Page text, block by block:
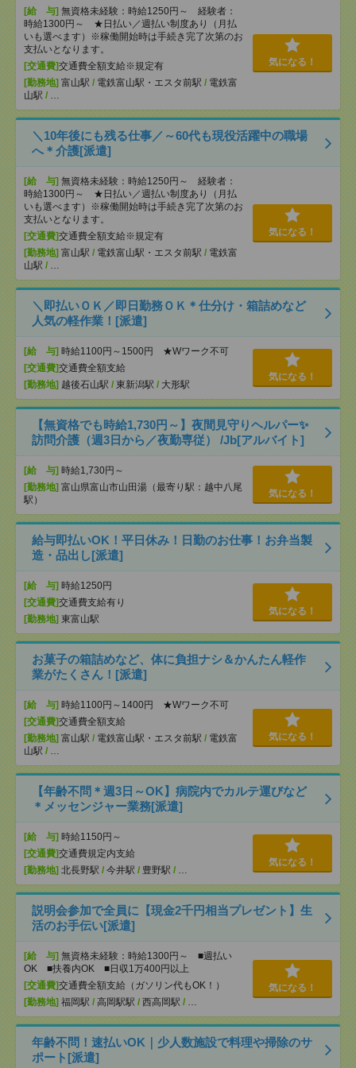
[給 与] 無資格未経験：時給1250円～ 経験者：
時給1300円～ ★日払い／週払い制度あり（月払
いも選べます）※稼働開始時は手続き完了次第のお
支払いとなります。
[交通費]交通費全額支給※規定有
[勤務地] 富山駅 / 電鉄富山駅・エスタ前駅 / 電鉄富
山駅 / …
気になる！
＼10年後にも残る仕事／～60代も現役活躍中の職場
へ＊介護[派遣]
[給 与] 無資格未経験：時給1250円～ 経験者：
時給1300円～ ★日払い／週払い制度あり（月払
いも選べます）※稼働開始時は手続き完了次第のお
支払いとなります。
[交通費]交通費全額支給※規定有
[勤務地] 富山駅 / 電鉄富山駅・エスタ前駅 / 電鉄富
山駅 / …
気になる！
＼即払いＯＫ／即日勤務ＯＫ＊仕分け・箱詰めなど
人気の軽作業！[派遣]
[給 与] 時給1100円～1500円 ★Wワーク不可
[交通費]交通費全額支給
[勤務地] 越後石山駅 / 東新潟駅 / 大形駅
気になる！
【無資格でも時給1,730円～】夜間見守りヘルパー✨
訪問介護（週3日から／夜勤専従） /Jb[アルバイト]
[給 与] 時給1,730円～
[勤務地] 富山県富山市山田湯（最寄り駅：越中八尾
駅）
気になる！
給与即払いOK！平日休み！日勤のお仕事！お弁当製
造・品出し[派遣]
[給 与] 時給1250円
[交通費]交通費支給有り
[勤務地] 東富山駅
気になる！
お菓子の箱詰めなど、体に負担ナシ＆かんたん軽作
業がたくさん！[派遣]
[給 与] 時給1100円～1400円 ★Wワーク不可
[交通費]交通費全額支給
[勤務地] 富山駅 / 電鉄富山駅・エスタ前駅 / 電鉄富
山駅 / …
気になる！
【年齢不問＊週3日～OK】病院内でカルテ運びなど
＊メッセンジャー業務[派遣]
[給 与] 時給1150円～
[交通費]交通費規定内支給
[勤務地] 北長野駅 / 今井駅 / 豊野駅 / …
気になる！
説明会参加で全員に【現金2千円相当プレゼント】生
活のお手伝い[派遣]
[給 与] 無資格未経験：時給1300円～ ■週払い
OK ■扶養内OK ■日収1万400円以上
[交通費]交通費全額支給（ガソリン代もOK！）
[勤務地] 福岡駅 / 高岡駅駅 / 西高岡駅 / …
気になる！
年齢不問！速払いOK｜少人数施設で料理や掃除のサ
ポート[派遣]